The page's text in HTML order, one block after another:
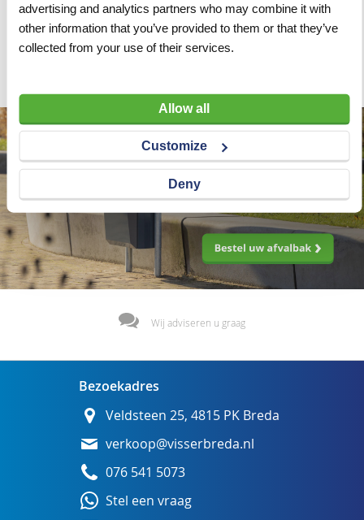
advertising and analytics partners who may combine it with
other information that you’ve provided to them or that they’ve
collected from your use of their services.
Allow all
Customize
Deny
VERLANGLIJST
VERGELIJKEN
excl. btw
Wij adviseren u graag
Bezoekadres
Veldsteen 25, 4815 PK Breda
verkoop@visserbreda.nl
076 541 5073
Stel een vraag